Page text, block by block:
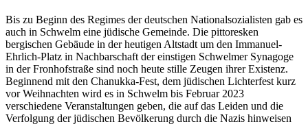
Bis zu Beginn des Regimes der deutschen Nationalsozialisten gab es
auch in Schwelm eine jüdische Gemeinde. Die pittoresken
bergischen Gebäude in der heutigen Altstadt um den Immanuel-
Ehrlich-Platz in Nachbarschaft der einstigen Schwelmer Synagoge
in der Fronhofstraße sind noch heute stille Zeugen ihrer Existenz.
Beginnend mit den Chanukka-Fest, dem jüdischen Lichterfest kurz
vor Weihnachten wird es in Schwelm bis Februar 2023
verschiedene Veranstaltungen geben, die auf das Leiden und die
Verfolgung der jüdischen Bevölkerung durch die Nazis hinweisen